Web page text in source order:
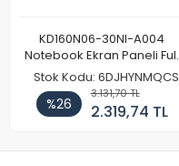
KD160N06-30NI-A004
Notebook Ekran Paneli Full
HD
Stok Kodu: 6DJHYNMQCS
%26
3.131,70 TL
2.319,74 TL